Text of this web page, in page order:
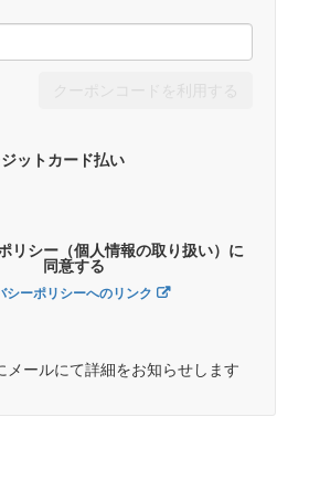
ットカード払い
リシー（個人情報の取り扱い）に
同意する
シーポリシーへのリンク
ールにて詳細をお知らせします